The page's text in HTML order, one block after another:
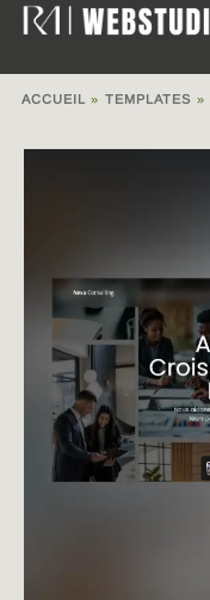
ACCUEIL »TEMPLATES »